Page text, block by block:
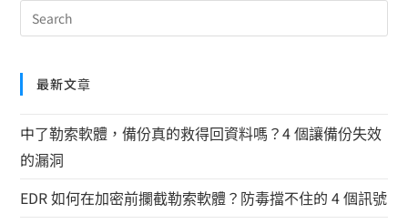
最新文章
中了勒索軟體，備份真的救得回資料嗎？4 個讓備份失效
的漏洞
EDR 如何在加密前攔截勒索軟體？防毒擋不住的 4 個訊號